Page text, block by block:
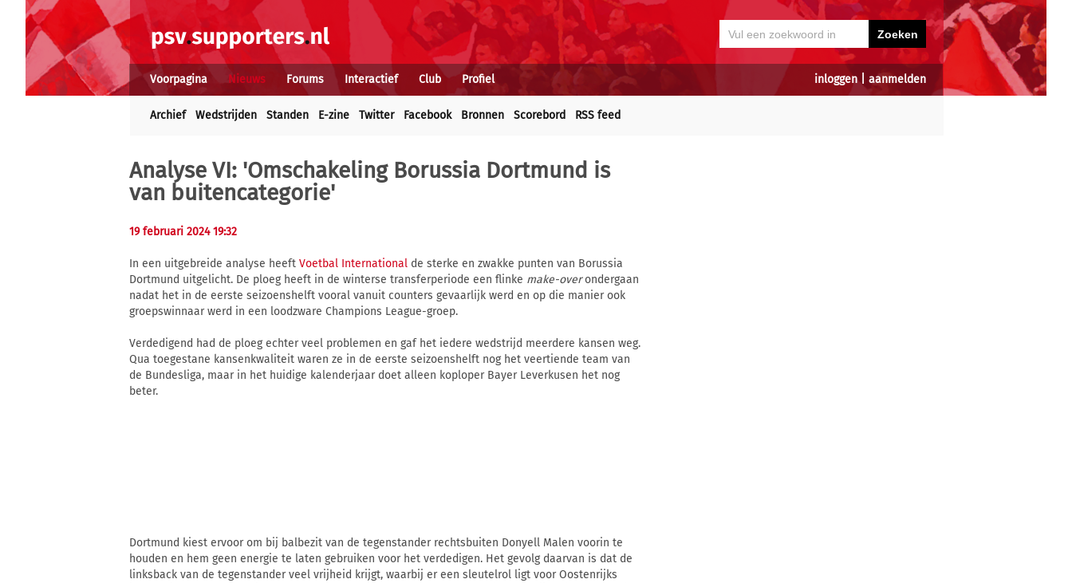
inloggen| aanmelden
Voorpagina Nieuws Forums Interactief Club Profiel
Archief Wedstrijden Standen E-zine Twitter Facebook Bronnen Scorebord RSS feed
Analyse VI: 'Omschakeling Borussia Dortmund is
van buitencategorie'
19 februari 2024 19:32
In een uitgebreide analyse heeft Voetbal International de sterke en zwakke punten van Borussia
Dortmund uitgelicht. De ploeg heeft in de winterse transferperiode een flinke make-overondergaan
nadat het in de eerste seizoenshelft vooral vanuit counters gevaarlijk werd en op die manier ook
groepswinnaar werd in een loodzware Champions League-groep.
Verdedigend had de ploeg echter veel problemen en gaf het iedere wedstrijd meerdere kansen weg.
Qua toegestane kansenkwaliteit waren ze in de eerste seizoenshelft nog het veertiende team van
de Bundesliga, maar in het huidige kalenderjaar doet alleen koploper Bayer Leverkusen het nog
beter.
Dortmund kiest ervoor om bij balbezit van de tegenstander rechtsbuiten Donyell Malen voorin te
houden en hem geen energie te laten gebruiken voor het verdedigen. Het gevolg daarvan is dat de
linksback van de tegenstander veel vrijheid krijgt, waarbij er een sleutelrol ligt voor Oostenrijks